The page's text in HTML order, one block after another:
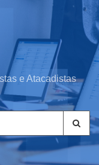
e Atacadistas